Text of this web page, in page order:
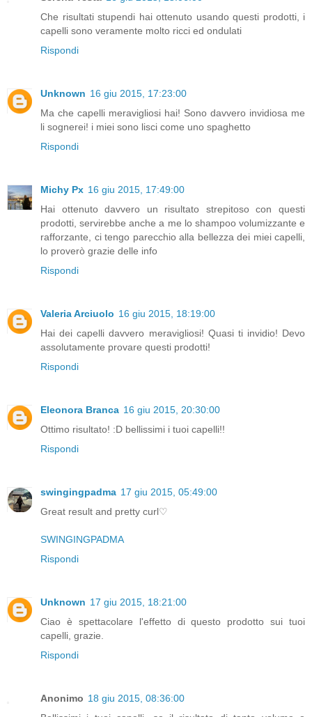
Che risultati stupendi hai ottenuto usando questi prodotti, i
capelli sono veramente molto ricci ed ondulati
Rispondi
Unknown 16 giu 2015, 17:23:00
Ma che capelli meravigliosi hai! Sono davvero invidiosa me
li sognerei! i miei sono lisci come uno spaghetto
Rispondi
Michy Px 16 giu 2015, 17:49:00
Hai ottenuto davvero un risultato strepitoso con questi
prodotti, servirebbe anche a me lo shampoo volumizzante e
rafforzante, ci tengo parecchio alla bellezza dei miei capelli,
lo proverò grazie delle info
Rispondi
Valeria Arciuolo 16 giu 2015, 18:19:00
Hai dei capelli davvero meravigliosi! Quasi ti invidio! Devo
assolutamente provare questi prodotti!
Rispondi
Eleonora Branca 16 giu 2015, 20:30:00
Ottimo risultato! :D bellissimi i tuoi capelli!!
Rispondi
swingingpadma 17 giu 2015, 05:49:00
Great result and pretty curl♡
SWINGINGPADMA
Rispondi
Unknown 17 giu 2015, 18:21:00
Ciao è spettacolare l'effetto di questo prodotto sui tuoi
capelli, grazie.
Rispondi
Anonimo 18 giu 2015, 08:36:00